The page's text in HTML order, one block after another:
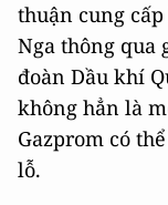
thuận cung
Nga thông qua
đoàn Dầu khí
không hẳn là
Gazprom có
lỗ.